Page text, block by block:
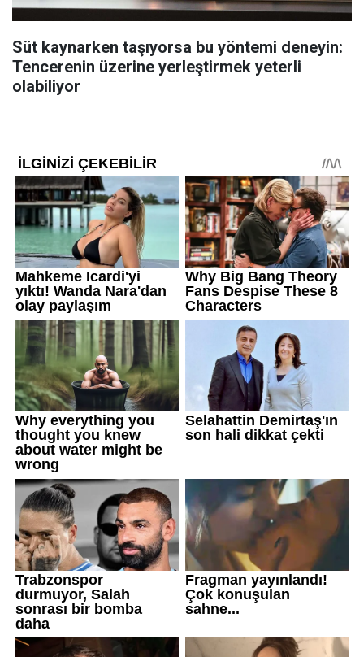
Süt kaynarken taşıyorsa bu yöntemi deneyin:
Tencerenin üzerine yerleştirmek yeterli
olabiliyor